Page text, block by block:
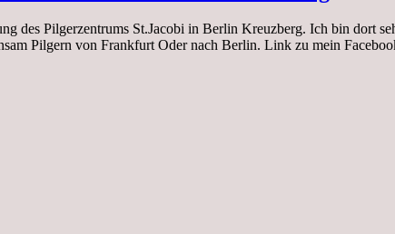
des Pilgerzentrums St.Jacobi in Berlin Kreuzberg. Ich bin dort
Pilgern von Frankfurt Oder nach Berlin. Link zu mein